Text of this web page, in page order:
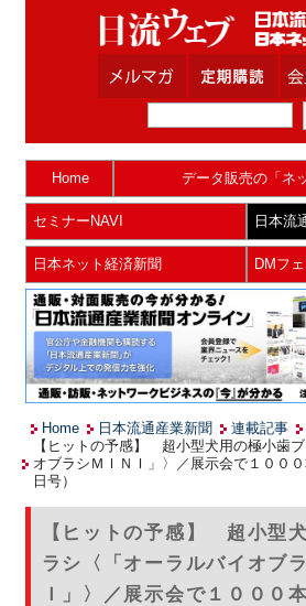
Home データ販売の「ネ
セミナーNAVI 日本流
日本ネット経済新聞 DMフ
Home 日本流通産業新聞 連載記事
【ヒットの予感】 超小型犬用の極小歯
オブラシＭＩＮＩ」〉／展示会で１００
日号）
【ヒットの予感】 超小型
ラシ〈「オーラルバイオブ
Ｉ」〉／展示会で１０００